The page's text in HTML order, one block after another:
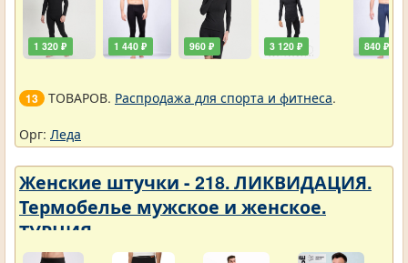
1 320 ₽ 1 440 ₽ 960 ₽ 3 120 ₽ 840 ₽
13 ТОВАРОВ. Распродажа для спорта и фитнеса.
Орг: Леда
Женские штучки - 218. ЛИКВИДАЦИЯ.
Термобелье мужское и женское.
ТУРЦИЯ